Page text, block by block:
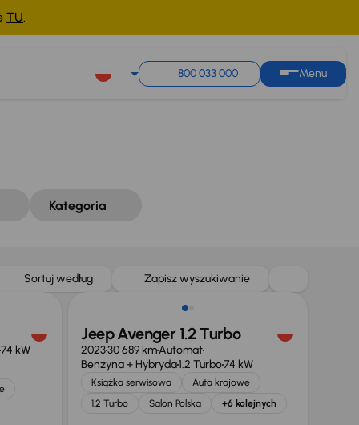
TU.
800 033 000 Menu
Kategoria
Sortuj według Zapisz wyszukiwanie
74 kW
Możliwość odliczenia VAT
Jeep Avenger 1.2 Turbo
202330 689 kmAutomat
Benzyna + Hybryda1.2 Turbo74 kW
Książka serwisowa
Auta krajowe
1.2 Turbo
Salon Polska +6 kolejnych